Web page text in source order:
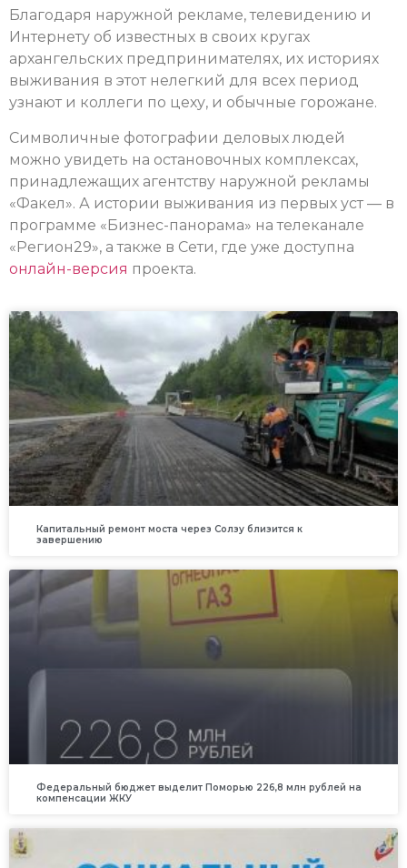
Благодаря наружной рекламе, телевидению и
Интернету об известных в своих кругах
архангельских предпринимателях, их историях
выживания в этот нелегкий для всех период
узнают и коллеги по цеху, и обычные горожане.
Символичные фотографии деловых людей
можно увидеть на остановочных комплексах,
принадлежащих агентству наружной рекламы
«Факел». А истории выживания из первых уст — в
программе «Бизнес-панорама» на телеканале
«Регион29», а также в Сети, где уже доступна
онлайн-версия проекта.
Капитальный ремонт моста через Солзу близится к
завершению
Федеральный бюджет выделит Поморью 226,8 млн рублей на
компенсации ЖКУ